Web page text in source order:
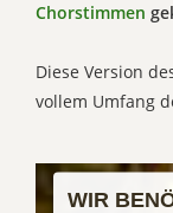
Chorstimmen
Diese Version
vollem Umfang
WIR